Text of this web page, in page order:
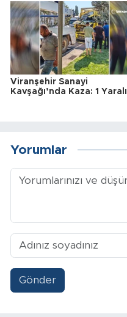
Viranşehir Sanayi
Kavşağı’nda Kaza: 1 Yaralı
Yorumlar
Gönder